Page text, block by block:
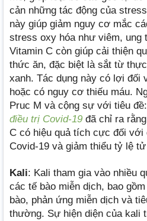
cản những tác động của
này giúp giảm nguy cơ mắc
stress oxy hóa như viêm, ung
Vitamin C còn giúp cải thiện
thức ăn, đặc biệt là sắt từ
xanh. Tác dụng này có lợi đối
hoặc có nguy cơ thiếu máu.
Pruc M và cộng sự với tiêu đề:
điều trị Covid-19 đã chỉ ra
C có hiệu quả tích cực đối với
Covid-19 và giảm thiểu tỷ lệ
Kali: Kali tham gia vào nhiều
các tế bào miễn dịch, bao
bào, phản ứng miễn dịch và
thường. Sự hiện diện của kali